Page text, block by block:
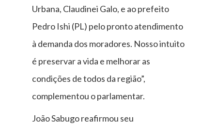
Urbana, Claudinei Galo, e ao prefeito
Pedro Ishi (PL) pelo pronto atendimento
à demanda dos moradores. Nosso intuito
é preservar a vida e melhorar as
condições de todos da região”,
complementou o parlamentar.
João Sabugo reafirmou seu